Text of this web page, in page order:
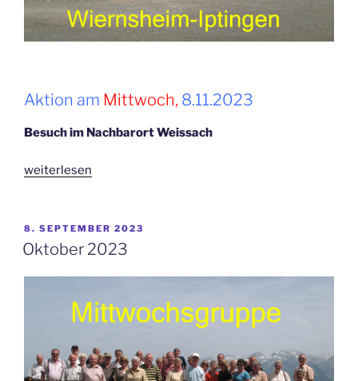
Aktion am Mittwoch, 8.11.2023
Besuch im Nachbarort Weissach
„November
weiterlesen
VERÖFFENTLICHT
AM
8. SEPTEMBER 2023
Oktober 2023